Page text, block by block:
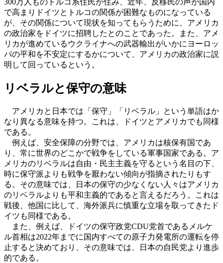
で高まりドイツとトルコの関係が困難なものになっている
が、その関係について現状を知ってもらうために、アメリカ
の政治家をドイツに招聘したとのことであった。また、アメ
リカが進めているウクライナへの武器輸出がいかにヨーロッ
パの平和を不安定にするかについて、アメリカの政治家に説
明して回っているという。
リベラルと保守の意味
アメリカと日本では「保守」「リベラル」という単語はか
なり異なる意味を持つ。これは、ドイツとアメリカでも同様
である。
例えば、安全保障の分野では、アメリカは核保有国であ
り、常に世界のどこかで戦争をしている軍事国家である。ア
メリカのリベラルは自由・民主主義を守るという名目の下、
時に保守派よりも戦争を厭わない傾向が指摘されたりもす
る。その意味では、日本の保守の少なくない人々はアメリカ
のリベラルよりも平和主義的であると言えるだろう。これは
戦後、他国に比して、海外派兵に慎重な立場を取ってきたド
イツも同様である。
また、例えば、ドイツの保守政党CDU党首であるメルケ
ル首相は2022年までに国内すべての原子力発電所の運転を停
止すると決めており、その意味では、日本の自民党より進歩
的である。